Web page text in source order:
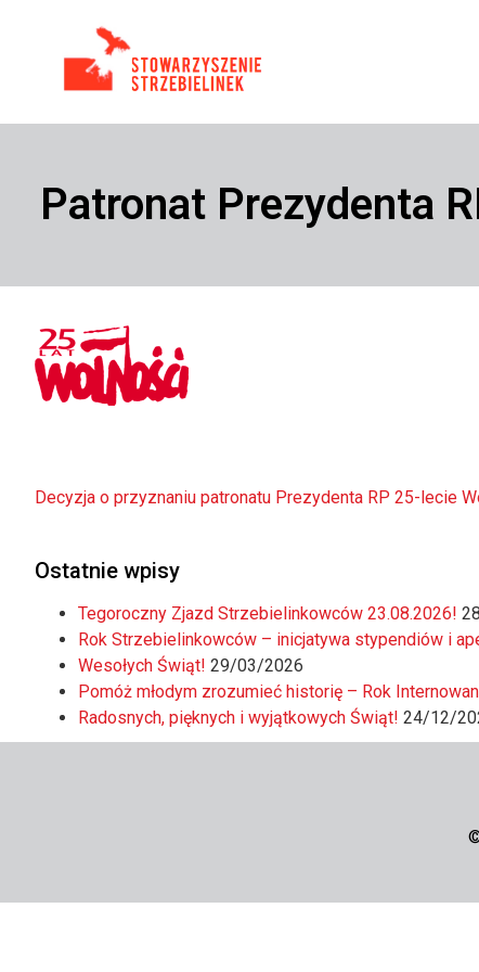
Patronat Prezydenta
Decyzja o przyznaniu patronatu Prezydenta RP 25-lecie
Ostatnie wpisy
Tegoroczny Zjazd Strzebielinkowców 23.08.2026!
Rok Strzebielinkowców – inicjatywa stypendiów i
Wesołych Świąt! 29/03/2026
Pomóż młodym zrozumieć historię – Rok
Radosnych, pięknych i wyjątkowych Świąt! 24/12/